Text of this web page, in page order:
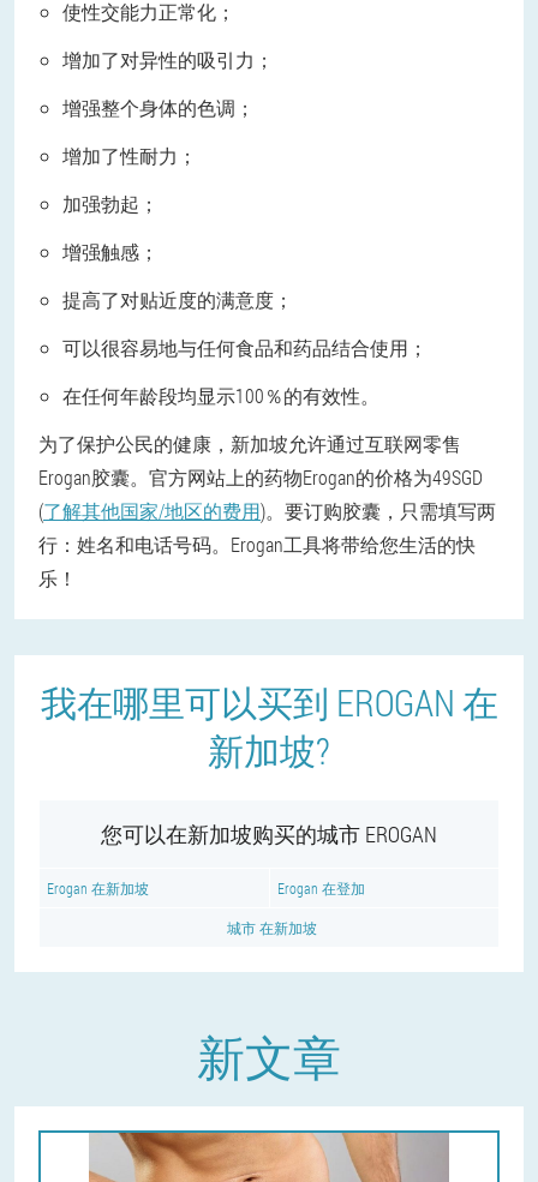
使性交能力正常化；
增加了对异性的吸引力；
增强整个身体的色调；
增加了性耐力；
加强勃起；
增强触感；
提高了对贴近度的满意度；
可以很容易地与任何食品和药品结合使用；
在任何年龄段均显示100％的有效性。
为了保护公民的健康，新加坡允许通过互联网零售
Erogan胶囊。官方网站上的药物Erogan的价格为49SGD
(了解其他国家/地区的费用)。要订购胶囊，只需填写两
行：姓名和电话号码。Erogan工具将带给您生活的快
乐！
我在哪里可以买到 EROGAN 在
新加坡?
您可以在新加坡购买的城市 EROGAN
Erogan 在新加坡 Erogan 在登加
城市 在新加坡
新文章